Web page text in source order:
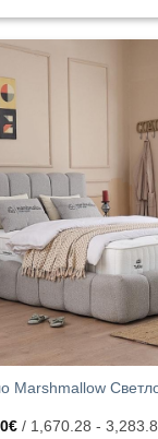
854.00€
Marshmallow
€Price
/ 1,670.28 -